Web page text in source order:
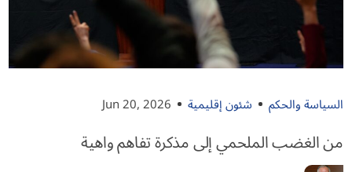
السياسة والحكم شئون إقليمية Jun 20, 2026
من الغضب الملحمي إلى مذكرة تفاهم واهية